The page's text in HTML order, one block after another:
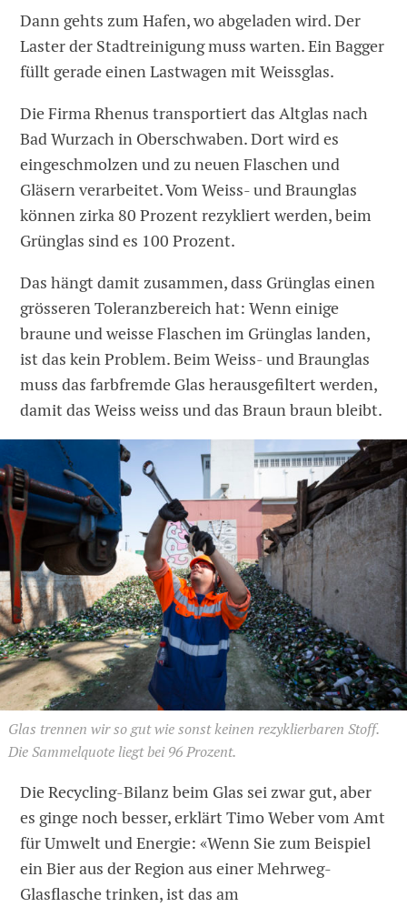
Dann gehts zum Hafen, wo abgeladen wird. Der
Laster der Stadtreinigung muss warten. Ein Bagger
füllt gerade einen Lastwagen mit Weissglas.
Die Firma Rhenus transportiert das Altglas nach
Bad Wurzach in Oberschwaben. Dort wird es
eingeschmolzen und zu neuen Flaschen und
Gläsern verarbeitet. Vom Weiss- und Braunglas
können zirka 80 Prozent rezykliert werden, beim
Grünglas sind es 100 Prozent.
Das hängt damit zusammen, dass Grünglas einen
grösseren Toleranzbereich hat: Wenn einige
braune und weisse Flaschen im Grünglas landen,
ist das kein Problem. Beim Weiss- und Braunglas
muss das farbfremde Glas herausgefiltert werden,
damit das Weiss weiss und das Braun braun bleibt.
Glas trennen wir so gut wie sonst keinen rezyklierbaren Stoff.
Die Sammelquote liegt bei 96 Prozent.
Die Recycling-Bilanz beim Glas sei zwar gut, aber
es ginge noch besser, erklärt Timo Weber vom Amt
für Umwelt und Energie: «Wenn Sie zum Beispiel
ein Bier aus der Region aus einer Mehrweg-
Glasflasche trinken, ist das am